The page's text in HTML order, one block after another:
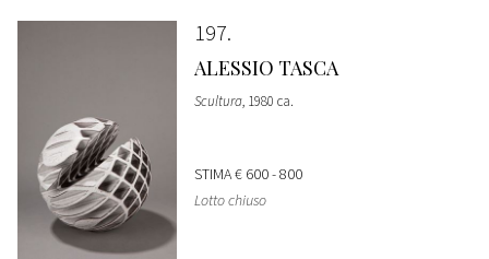
197
ALESSIO TASCA
Scultura, 1980 ca.
STIMA€ 600 - 800
Lotto chiuso